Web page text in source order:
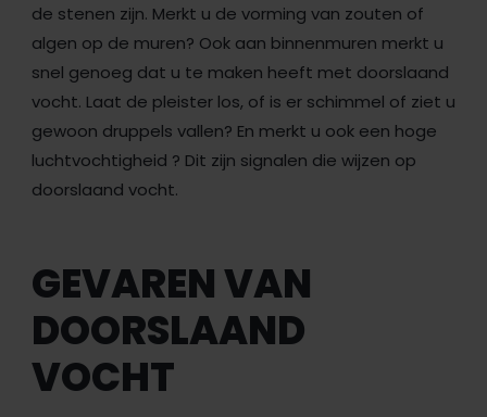
de stenen zijn. Merkt u de vorming van zouten of
algen op de muren? Ook aan binnenmuren merkt u
snel genoeg dat u te maken heeft met doorslaand
vocht. Laat de pleister los, of is er schimmel of ziet u
gewoon druppels vallen? En merkt u ook een hoge
luchtvochtigheid ? Dit zijn signalen die wijzen op
doorslaand vocht.
GEVAREN VAN
DOORSLAAND
VOCHT